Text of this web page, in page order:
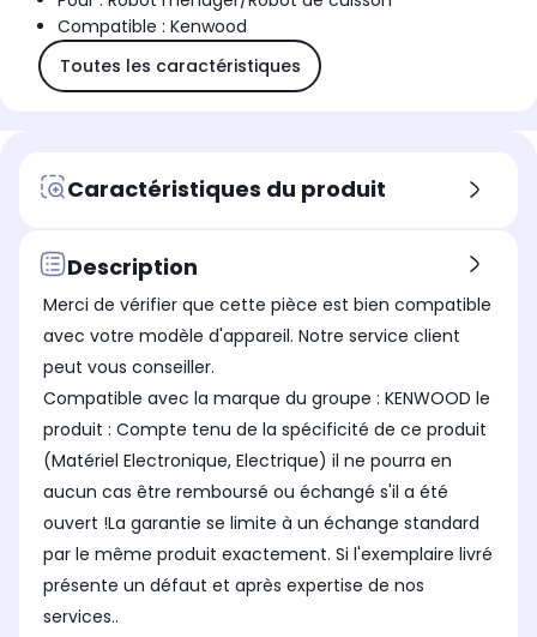
Compatible : Kenwood
Toutes les caractéristiques
Caractéristiques du produit
Description
Merci de vérifier que cette pièce est bien compatible
avec votre modèle d'appareil. Notre service client
peut vous conseiller.
Compatible avec la marque du groupe : KENWOOD le
produit : Compte tenu de la spécificité de ce produit
(Matériel Electronique, Electrique) il ne pourra en
aucun cas être remboursé ou échangé s'il a été
ouvert !La garantie se limite à un échange standard
par le même produit exactement. Si l'exemplaire livré
présente un défaut et après expertise de nos
services..